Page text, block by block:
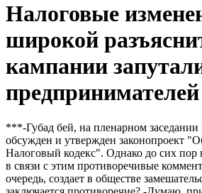
Налоговые
широкой
кампании
предпринимателей
***-Губад бей, на пленарном
обсужден и утвержден законопроект
Налоговый кодекс". Однако до сих пор
в связи с этим противоречивые
очередь, создает в обществе